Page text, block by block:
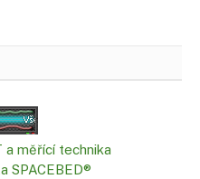
a měřící technika
SPACEBED®